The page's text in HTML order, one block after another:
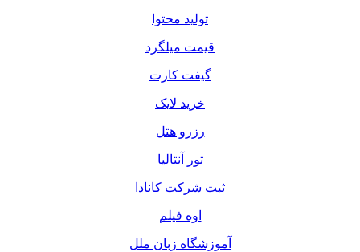
تولید محتوا
قیمت میلگرد
گیفت کارت
خرید لایک
رزرو هتل
تور آنتالیا
ثبت شرکت کانادا
اوه فیلم
آموزشگاه زبان ملل